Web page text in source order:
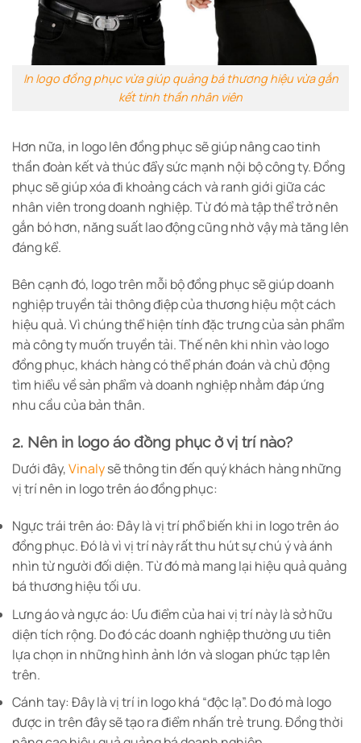
In logo đồng phục vừa giúp quảng bá thương hiệu vừa gắn
kết tinh thần nhân viên
Hơn nữa, in logo lên đồng phục sẽ giúp nâng cao tinh
thần đoàn kết và thúc đẩy sức mạnh nội bộ công ty. Đồng
phục sẽ giúp xóa đi khoảng cách và ranh giới giữa các
nhân viên trong doanh nghiệp. Từ đó mà tập thể trở nên
gắn bó hơn, năng suất lao động cũng nhờ vậy mà tăng lên
đáng kể.
Bên cạnh đó, logo trên mỗi bộ đồng phục sẽ giúp doanh
nghiệp truyền tải thông điệp của thương hiệu một cách
hiệu quả. Vì chúng thể hiện tính đặc trưng của sản phẩm
mà công ty muốn truyền tải. Thế nên khi nhìn vào logo
đồng phục, khách hàng có thể phán đoán và chủ động
tìm hiểu về sản phẩm và doanh nghiệp nhằm đáp ứng
nhu cầu của bản thân.
2. Nên in logo áo đồng phục ở vị trí nào?
Dưới đây,Vinalysẽ thông tin đến quý khách hàng những
vị trí nên in logo trên áo đồng phục:
Ngực trái trên áo: Đây là vị trí phổ biến khi in logo trên áo
đồng phục. Đó là vì vị trí này rất thu hút sự chú ý và ánh
nhìn từ người đối diện. Từ đó mà mang lại hiệu quả quảng
bá thương hiệu tối ưu.
Lưng áo và ngực áo: Ưu điểm của hai vị trí này là sở hữu
diện tích rộng. Do đó các doanh nghiệp thường ưu tiên
lựa chọn in những hình ảnh lớn và slogan phức tạp lên
trên.
Cánh tay: Đây là vị trí in logo khá “độc lạ”. Do đó mà logo
được in trên đây sẽ tạo ra điểm nhấn trẻ trung. Đồng thời